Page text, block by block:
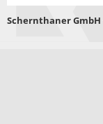
Schernthaner GmbH